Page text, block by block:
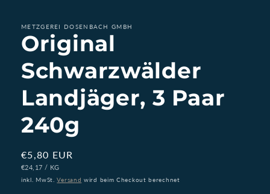
Modal
öffnen
METZGEREI DOSENBACH GMBH
Original
Schwarzwälder
Landjäger, 3 Paar
240g
Normaler
Preis
€5,80 EUR
STÜCKPREIS
€24,17 / PRO
KG
inkl. MwSt.Versand wird beim Checkout berechnet